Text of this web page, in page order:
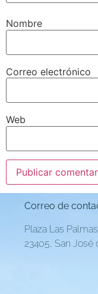
Nombre
Correo electrónico
Web
Correo de
Plaza Las
23405, San José